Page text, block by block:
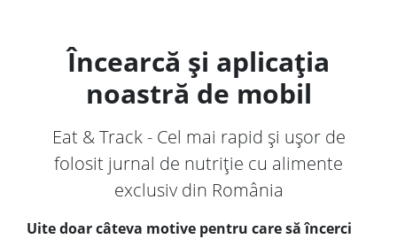
Încearcă și aplicația
noastră de mobil
Eat & Track - Cel mai rapid și ușor de
folosit jurnal de nutriție cu alimente
exclusiv din România
Uite doar câteva motive pentru care să încerci